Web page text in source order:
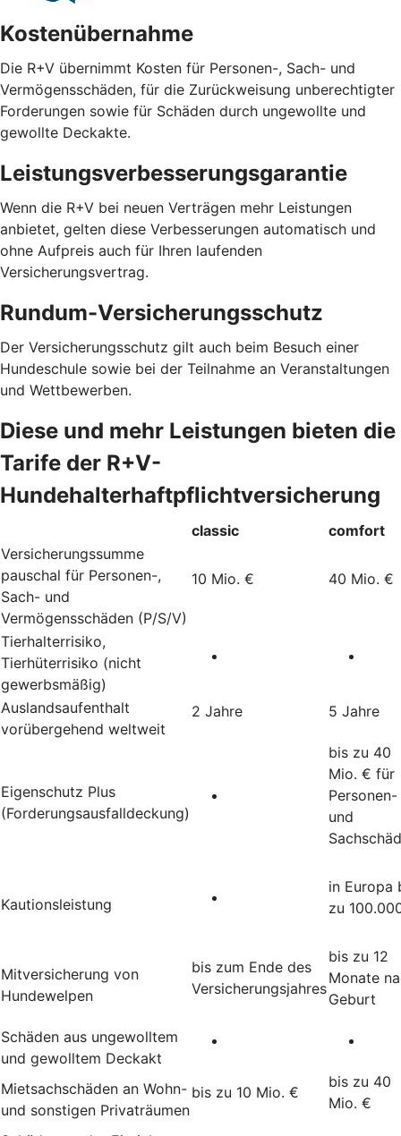
Kostenübernahme
Die R+V übernimmt Kosten für Personen-, Sach- und
Vermögensschäden, für die Zurückweisung unberechtigter
Forderungen sowie für Schäden durch ungewollte und
gewollte Deckakte.
Leistungsverbesserungsgarantie
Wenn die R+V bei neuen Verträgen mehr Leistungen
anbietet, gelten diese Verbesserungen automatisch und
ohne Aufpreis auch für Ihren laufenden
Versicherungsvertrag.
Rundum-Versicherungsschutz
Der Versicherungsschutz gilt auch beim Besuch einer
Hundeschule sowie bei der Teilnahme an Veranstaltungen
und Wettbewerben.
Diese und mehr Leistungen bieten die
Tarife der R+V-
Hundehalterhaftpflichtversicherung
classic
comfort
Versicherungssumme
pauschal für Personen-,
Sach- und
Vermögensschäden (P/S/V)
10 Mio. € 40 Mio. €
Tierhalterrisiko,
Tierhüterrisiko (nicht
gewerbsmäßig)
Auslandsaufenthalt
vorübergehend weltweit
2 Jahre 5 Jahre
Eigenschutz Plus
(Forderungsausfalldeckung)
bis zu 40
Mio. € für
Personen-
und
Kautionsleistung
in Europa
zu
Mitversicherung von
Hundewelpen
bis zum Ende des
Versicherungsjahres
bis zu 12
Monate
Geburt
Schäden aus ungewolltem
und gewolltem Deckakt
Mietsachschäden an Wohn-
und sonstigen Privaträumen
bis zu 10 Mio. €
bis zu 40
Mio. €